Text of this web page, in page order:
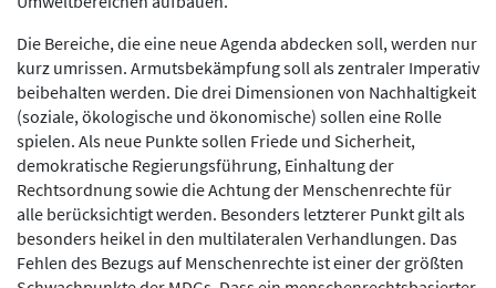
Die Bereiche, die eine neue Agenda abdecken soll, werden nur
kurz umrissen. Armutsbekämpfung soll als zentraler Imperativ
beibehalten werden. Die drei Dimensionen von Nachhaltigkeit
(soziale, ökologische und ökonomische) sollen eine Rolle
spielen. Als neue Punkte sollen Friede und Sicherheit,
demokratische Regierungsführung, Einhaltung der
Rechtsordnung sowie die Achtung der Menschenrechte für
alle berücksichtigt werden. Besonders letzterer Punkt gilt als
besonders heikel in den multilateralen Verhandlungen. Das
Fehlen des Bezugs auf Menschenrechte ist einer der größten